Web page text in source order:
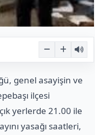
genel asayişin ve
ilçesi
yerlerde 21.00 ile
yasağı saatleri,